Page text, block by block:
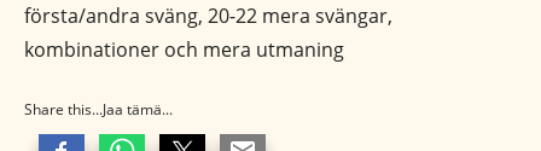
första/andra sväng, 20-22 mera svängar,
kombinationer och mera utmaning
Share this...Jaa tämä...